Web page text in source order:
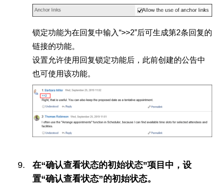
锁定功能为在回复中输入“>>2”后可生成第2条回复的
链接的功能。
设置允许使用回复锁定功能后，此前创建的公告中
也可使用该功能。
在“确认查看状态的初始状态”项目中，设
置“确认查看状态”的初始状态。